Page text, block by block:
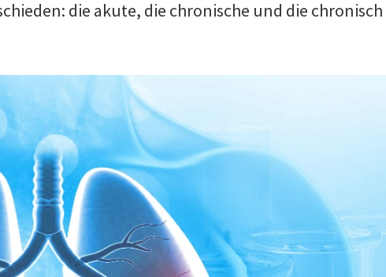
die akute, die chronische und die chronisch